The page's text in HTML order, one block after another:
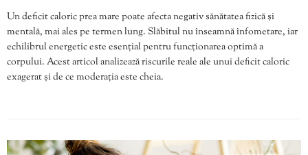
Un deficit caloric prea mare poate afecta negativ sănătatea fizică și
mentală, mai ales pe termen lung. Slăbitul nu înseamnă înfometare, iar
echilibrul energetic este esențial pentru funcționarea optimă a
corpului. Acest articol analizează riscurile reale ale unui deficit caloric
exagerat și de ce moderația este cheia.